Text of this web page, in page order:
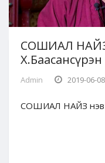
СОШИАЛ НАЙЗ
Х.Баасансүрэн
Admin 2019-06-
СОШИАЛ НАЙЗ